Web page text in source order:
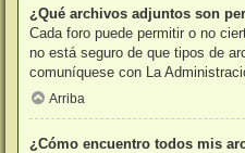
¿Qué archivos adjuntos son
Cada foro puede permitir o no
no está seguro de que tipos de
comuníquese con La
Arriba
¿Cómo encuentro todos mis